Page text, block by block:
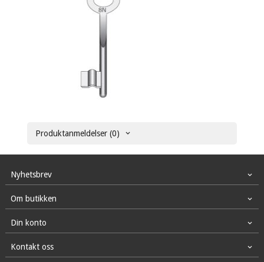
Produktanmeldelser (0)
Nyhetsbrev
Om butikken
Din konto
Kontakt oss